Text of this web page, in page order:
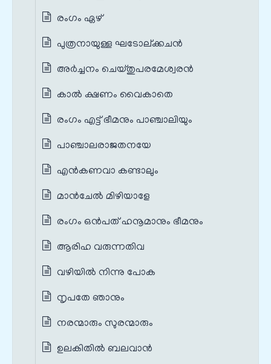
രംഗം ഏഴ്
പുത്രനായുള്ള ഘടോല്ക്കചന്‍
അർച്ചനം ചെയ്തുപരമേശ്വരൻ
കാൽ ക്ഷണം വൈകാതെ
രംഗം എട്ട് ഭീമനും പാഞ്ചാലിയും
പാഞ്ചാലരാജതനയേ
എൻ‌കണവാ കണ്ടാലും
മാൻ‌ചേൽ മിഴിയാളേ
രംഗം ഒൻപത് ഹനൂമാനും ഭീമനും
ആരിഹ വരുന്നതിവ
വഴിയിൽ നിന്നു പോക
നൃപതേ ഞാനും
നരന്മാരും സുരന്മാരും
ഉലകിതിൽ ബലവാൻ